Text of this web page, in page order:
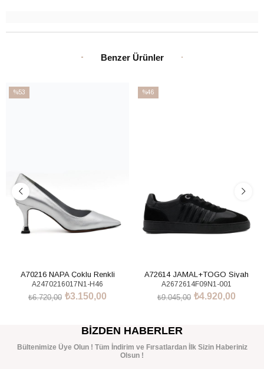
Benzer Ürünler
%53
A70216 NAPA Çoklu Renkli
A2470216017N1-H46
₺3.150,00
₺6.720,00
%46
A72614 JAMAL+TOGO Siyah
Sneakers Ayakkabı
A2672614F09N1-001
₺4.920,00
₺9.045,00
BIZDEN HABERLER
Bültenimize Üye Olun ! Tüm İndirim ve Fırsatlardan İlk Sizin Haberiniz
Olsun !